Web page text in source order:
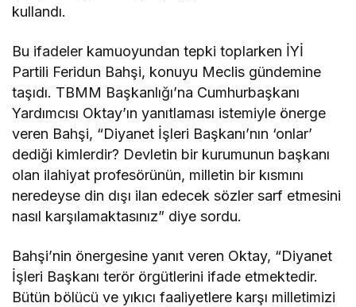
kullandı.
Bu ifadeler kamuoyundan tepki toplarken İYİ
Partili Feridun Bahşi, konuyu Meclis gündemine
taşıdı. TBMM Başkanlığı’na Cumhurbaşkanı
Yardımcısı Oktay’ın yanıtlaması istemiyle önerge
veren Bahşi, “Diyanet İşleri Başkanı’nın ‘onlar’
dediği kimlerdir? Devletin bir kurumunun başkanı
olan ilahiyat profesörünün, milletin bir kısmını
neredeyse din dışı ilan edecek sözler sarf etmesini
nasıl karşılamaktasınız” diye sordu.
Bahşi’nin önergesine yanıt veren Oktay, “Diyanet
İşleri Başkanı terör örgütlerini ifade etmektedir.
Bütün bölücü ve yıkıcı faaliyetlere karşı milletimizi